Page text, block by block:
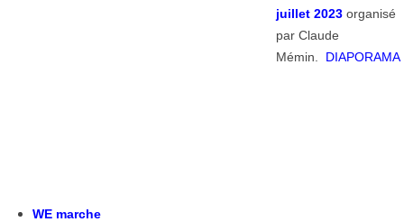
juillet 2023 organisé
par Claude
Mémin.
DIAPORAMA
WE marche